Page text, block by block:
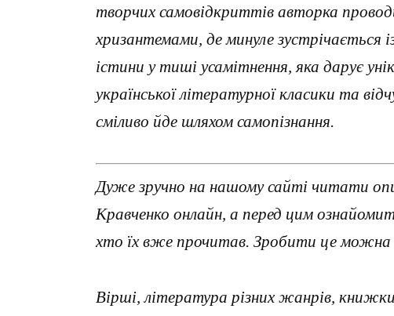
творчих самовідкриттів авторка
хризантемами, де минуле зустрічається
істини у тиші усамітнення, яка дарує
української літературної класики та
сміливо йде шляхом самопізнання.
Дуже зручно на нашому сайті читати
Кравченко онлайн, а перед цим
хто їх вже прочитав. Зробити це можна
Вірші, література різних жанрів,